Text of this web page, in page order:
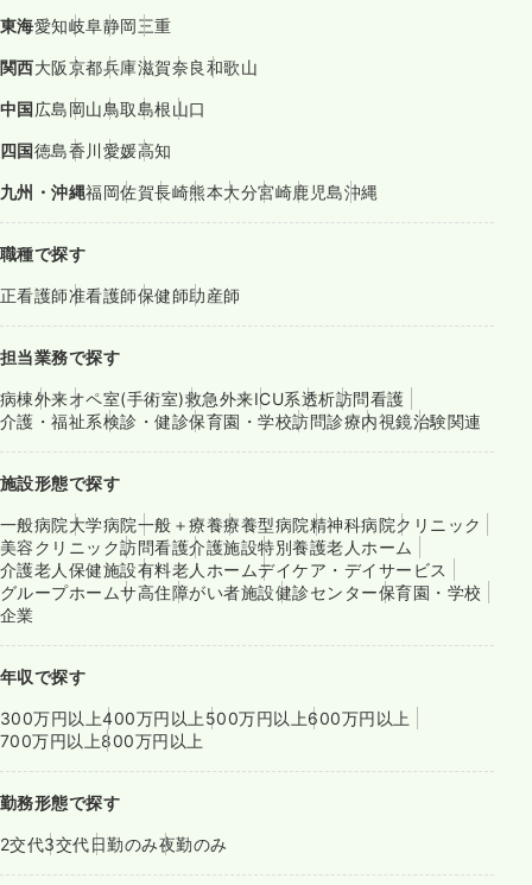
東海愛知岐阜静岡三重
関西大阪京都兵庫滋賀奈良和歌山
中国 広島 岡山鳥取島根山口
四国徳島香川 愛媛高知
九州・沖縄福岡佐賀長崎熊本大分宮崎鹿児島沖縄
職種で探す
正看護師准看護師保健師助産師
担当業務で探す
病棟外来オペ室(手術室)救急外来ICU系透析訪問看護
介護・福祉系検診・健診保育園・学校訪問診療内視鏡治験関連
施設形態で探す
一般病院大学病院一般＋療養療養型病院精神科病院クリニック
美容クリニック訪問看護介護施設特別養護老人ホーム
介護老人保健施設有料老人ホームデイケア・デイサービス
グループホームサ高住障がい者施設健診センター保育園・学校
企業
年収で探す
300万円以上400万円以上500万円以上600万円以上
700万円以上800万円以上
勤務形態で探す
2交代3交代日勤のみ夜勤のみ